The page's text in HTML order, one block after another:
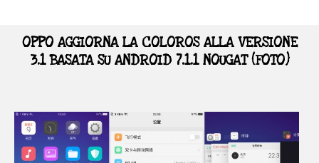
OPPO AGGIORNA LA COLOROS ALLA VERSIONE
3.1 BASATA SU ANDROID 7.1.1 NOUGAT (FOTO)